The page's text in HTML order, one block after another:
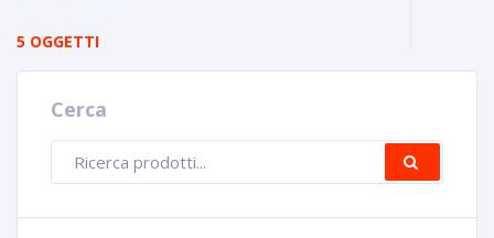
5 OGGETTI
Cerca
prodotti